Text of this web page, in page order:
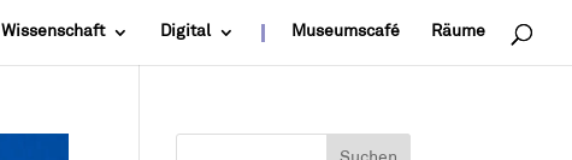
Wissenschaft Digital Museumscafé Räume